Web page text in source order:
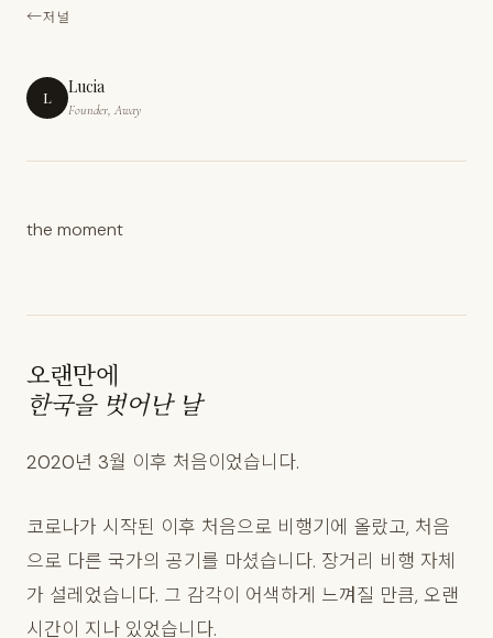
저널
L Lucia
Founder, Away
the moment
오랜만에
한국을 벗어난 날
2020년 3월 이후 처음이었습니다.
코로나가 시작된 이후 처음으로 비행기에 올랐고, 처음
으로 다른 국가의 공기를 마셨습니다. 장거리 비행 자체
가 설레었습니다. 그 감각이 어색하게 느껴질 만큼, 오랜
시간이 지나 있었습니다.